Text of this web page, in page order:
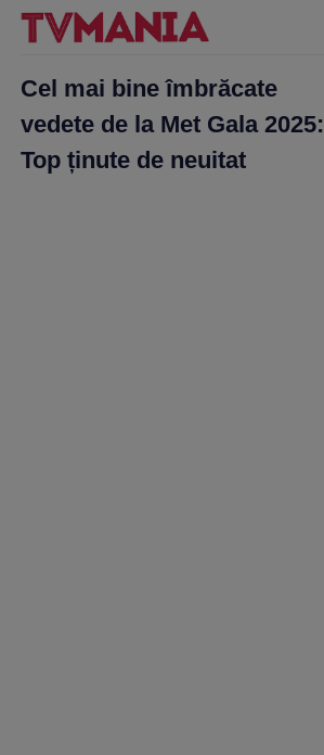
Cel mai bine îmbrăcate
vedete de la Met Gala 2025:
Top ținute de neuitat